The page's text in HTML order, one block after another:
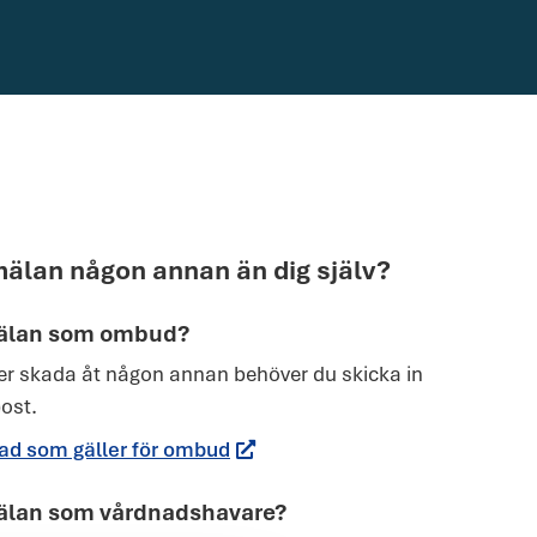
någon annan än dig själv?
som ombud?
skada åt någon annan behöver du skicka in
som gäller för ombud (Öppnas i en ny flik)
som vårdnadshavare?